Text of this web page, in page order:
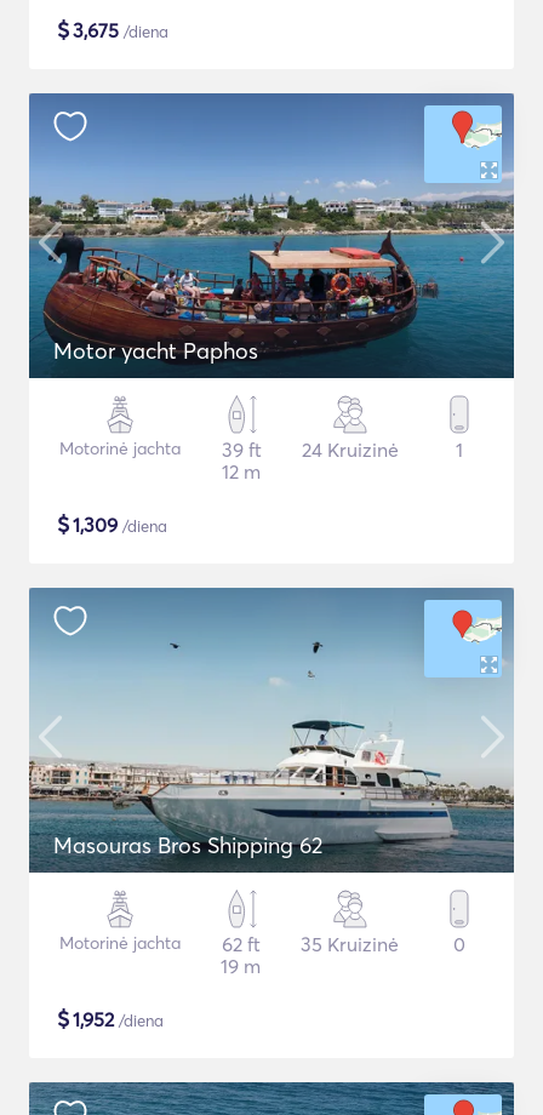
$3,675 /diena
Motor yacht Paphos
Motorinė jachta
39 ft
12 m
24 Kruizinė 1
$1,309 /diena
Masouras Bros Shipping 62
Motorinė jachta
62 ft
19 m
35 Kruizinė 0
$1,952/diena